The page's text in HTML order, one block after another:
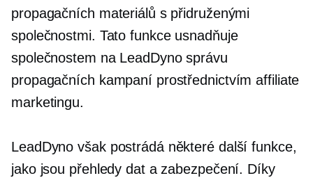
propagačních materiálů s přidruženými
společnostmi. Tato funkce usnadňuje
společnostem na LeadDyno správu
propagačních kampaní prostřednictvím affiliate
marketingu.
LeadDyno však postrádá některé další funkce,
jako jsou přehledy dat a zabezpečení. Díky